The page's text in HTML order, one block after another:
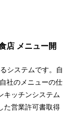
店 メニュー開
システムです。自
社のメニューの仕
キッチンシステム
た営業許可書取得